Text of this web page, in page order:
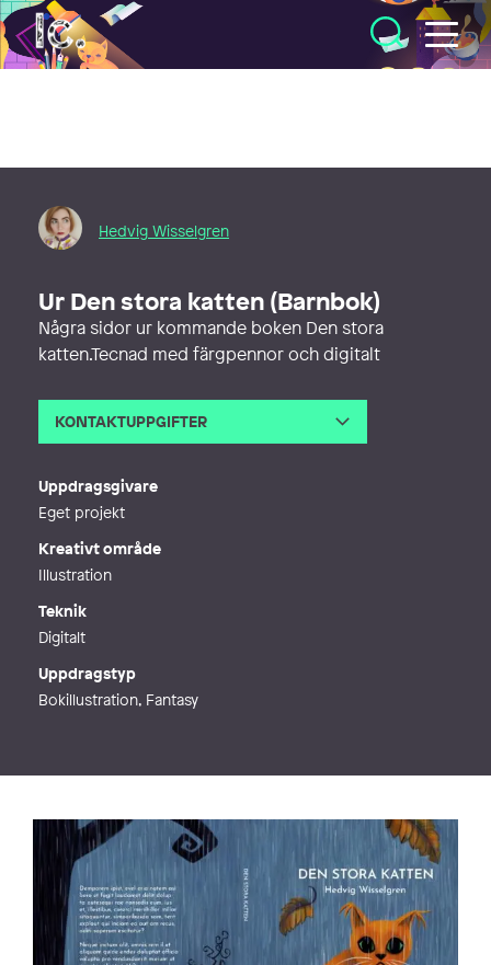
Illustratörcentrum
Hedvig Wisselgren
Ur Den stora katten (Barnbok)
Några sidor ur kommande boken Den stora
katten.Tecnad med färgpennor och digitalt
KONTAKTUPPGIFTER
Uppdragsgivare
Eget projekt
Kreativt område
Illustration
Teknik
Digitalt
Uppdragstyp
Bokillustration, Fantasy